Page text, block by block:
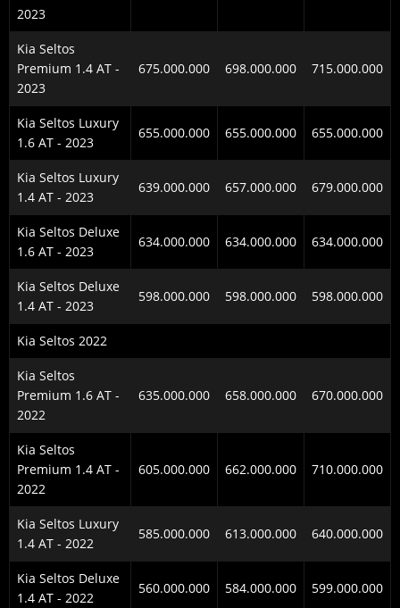
2023
Kia Seltos
Premium 1.4 AT -
2023
675.000.000 698.000.000 715.000.000
Kia Seltos Luxury
1.6 AT - 2023
655.000.000 655.000.000 655.000.000
Kia Seltos Luxury
1.4 AT - 2023
639.000.000 657.000.000 679.000.000
Kia Seltos Deluxe
1.6 AT - 2023
634.000.000 634.000.000 634.000.000
Kia Seltos Deluxe
1.4 AT - 2023
598.000.000 598.000.000 598.000.000
Kia Seltos 2022
Kia Seltos
Premium 1.6 AT -
2022
635.000.000 658.000.000 670.000.000
Kia Seltos
Premium 1.4 AT -
2022
605.000.000 662.000.000 710.000.000
Kia Seltos Luxury
1.4 AT - 2022
585.000.000 613.000.000 640.000.000
Kia Seltos Deluxe
1.4 AT - 2022
560.000.000 584.000.000 599.000.000